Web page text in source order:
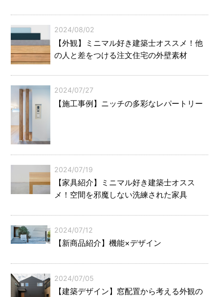
2024/08/02
【外観】ミニマル好き建築士オススメ！他
の人と差をつける注文住宅の外壁素材
2024/07/27
【施工事例】ニッチの多彩なレパートリー
2024/07/19
【家具紹介】ミニマル好き建築士オスス
メ！空間を邪魔しない洗練された家具
2024/07/12
【新商品紹介】機能×デザイン
2024/07/05
【建築デザイン】窓配置から考える外観の